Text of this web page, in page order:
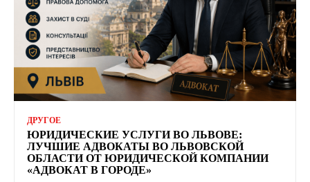
ДРУГОЕ
ЮРИДИЧЕСКИЕ УСЛУГИ ВО ЛЬВОВЕ:
ЛУЧШИЕ АДВОКАТЫ ВО ЛЬВОВСКОЙ
ОБЛАСТИ ОТ ЮРИДИЧЕСКОЙ КОМПАНИИ
«АДВОКАТ В ГОРОДЕ»